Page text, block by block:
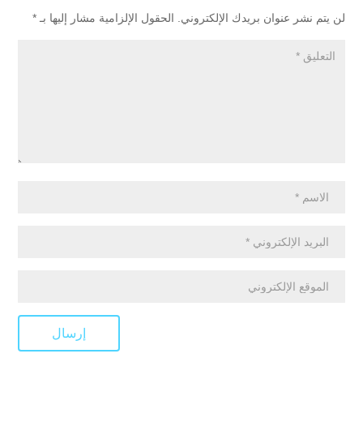
لن يتم نشر عنوان بريدك الإلكتروني. الحقول الإلزامية مشار إليها بـ *